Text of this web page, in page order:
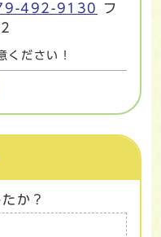
492-9130
フ
ください！
か？